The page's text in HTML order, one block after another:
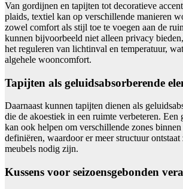
Van gordijnen en tapijten tot decoratieve
plaids, textiel kan op verschillende manieren
zowel comfort als stijl toe te voegen aan de
kunnen bijvoorbeeld niet alleen privacy
het reguleren van lichtinval en temperatuur,
algehele wooncomfort.
Tapijten als geluidsabsorberende
Daarnaast kunnen tapijten dienen als
die de akoestiek in een ruimte verbeteren. Een
kan ook helpen om verschillende zones
definiëren, waardoor er meer structuur
meubels nodig zijn.
Kussens voor seizoensgebonden